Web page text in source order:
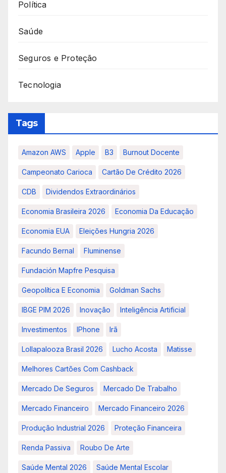
Política
Saúde
Seguros e Proteção
Tecnologia
Tags
Amazon AWS Apple B3 Burnout Docente
Campeonato Carioca Cartão De Crédito 2026
CDB Dividendos Extraordinários
Economia Brasileira 2026 Economia Da Educação
Economia EUA Eleições Hungria 2026
Facundo Bernal Fluminense
Fundación Mapfre Pesquisa
Geopolítica E Economia Goldman Sachs
IBGE PIM 2026 Inovação Inteligência Artificial
Investimentos IPhone Irã
Lollapalooza Brasil 2026 Lucho Acosta Matisse
Melhores Cartões Com Cashback
Mercado De Seguros Mercado De Trabalho
Mercado Financeiro Mercado Financeiro 2026
Produção Industrial 2026 Proteção Financeira
Renda Passiva Roubo De Arte
Saúde Mental 2026 Saúde Mental Escolar